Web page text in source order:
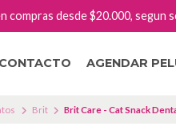
CONTACTO AGENDAR
compras desde $20.000, segun
Brit Brit Care - Cat Snack